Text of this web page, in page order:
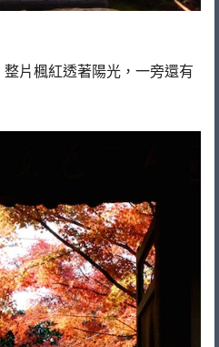
片楓紅透著陽光，一旁還有